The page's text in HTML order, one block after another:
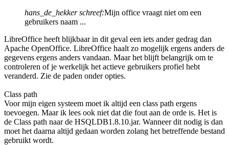
hans_de_hekker schreef:Mijn office vraagt niet om een
gebruikers naam ...
LibreOffice heeft blijkbaar in dit geval een iets ander gedrag dan
Apache OpenOffice. LibreOffice haalt zo mogelijk ergens anders de
gegevens ergens anders vandaan. Maar het blijft belangrijk om te
controleren of je werkelijk het actieve gebruikers profiel hebt
veranderd. Zie de paden onder opties.
Class path
Voor mijn eigen systeem moet ik altijd een class path ergens
toevoegen. Maar ik lees ook niet dat die fout aan de orde is. Het is
de Class path naar de HSQLDB1.8.10.jar. Wanneer dit nodig is dan
moet het daarna altijd gedaan worden zolang het betreffende bestand
gebruikt wordt.